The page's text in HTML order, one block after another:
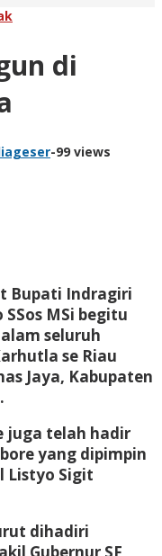
di
-99 views
Bupati Indragiri
MSi begitu
seluruh
se Riau
Jaya, Kabupaten
juga telah hadir
yang dipimpin
Listyo Sigit
dihadiri
Gubernur SF